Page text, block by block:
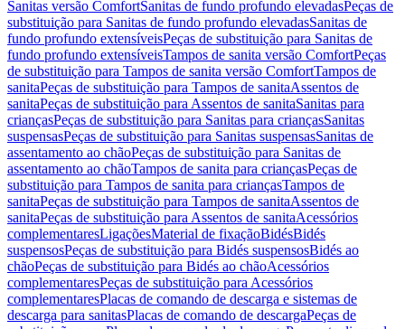
Sanitas versão ComfortSanitas de fundo profundo elevadasPeças de
substituição para Sanitas de fundo profundo elevadasSanitas de
fundo profundo extensíveisPeças de substituição para Sanitas de
fundo profundo extensíveisTampos de sanita versão ComfortPeças
de substituição para Tampos de sanita versão ComfortTampos de
sanitaPeças de substituição para Tampos de sanitaAssentos de
sanitaPeças de substituição para Assentos de sanitaSanitas para
criançasPeças de substituição para Sanitas para criançasSanitas
suspensasPeças de substituição para Sanitas suspensasSanitas de
assentamento ao chãoPeças de substituição para Sanitas de
assentamento ao chãoTampos de sanita para criançasPeças de
substituição para Tampos de sanita para criançasTampos de
sanitaPeças de substituição para Tampos de sanitaAssentos de
sanitaPeças de substituição para Assentos de sanitaAcessórios
complementaresLigaçõesMaterial de fixaçãoBidésBidés
suspensosPeças de substituição para Bidés suspensosBidés ao
chãoPeças de substituição para Bidés ao chãoAcessórios
complementaresPeças de substituição para Acessórios
complementaresPlacas de comando de descarga e sistemas de
descarga para sanitasPlacas de comando de descargaPeças de